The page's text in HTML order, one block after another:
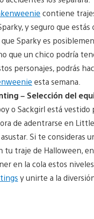
contiene
y seguro que estás
Sparky es
que un chico podría
personajes, podrás
esta semana.
– Selección del
o Sackgirl está vestido
de adentrarse en
Si te consideras
tu traje de Halloween,
en la cola estos
y unirte a la